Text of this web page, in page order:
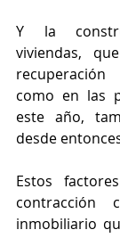
Y la
viviendas,
como en las
este año,
desde
Estos
contracción
inmobiliario